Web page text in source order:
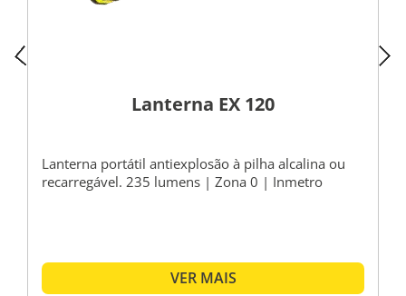
Lanterna EX 120
Lanterna portátil antiexplosão à pilha alcalina ou
recarregável. 235 lumens | Zona 0 | Inmetro
VER MAIS